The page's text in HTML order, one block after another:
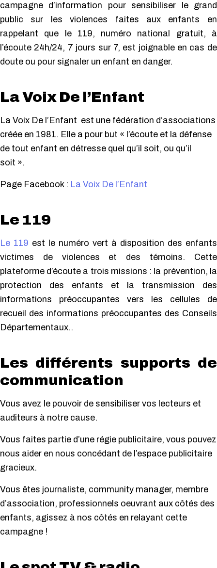
campagne d’information pour sensibiliser le grand
public sur les violences faites aux enfants en
rappelant que le 119, numéro national gratuit, à
l’écoute 24h/24, 7 jours sur 7, est joignable en cas de
doute ou pour signaler un enfant en danger.
La Voix De l’Enfant
La Voix De l’Enfant est une fédération d’associations
créée en 1981. Elle a pour but « l’écoute et la défense
de tout enfant en détresse quel qu’il soit, ou qu’il
soit ».
Page Facebook : La Voix De l’Enfant
Le 119
Le 119 est le numéro vert à disposition des enfants
victimes de violences et des témoins. Cette
plateforme d’écoute a trois missions : la prévention, la
protection des enfants et la transmission des
informations préoccupantes vers les cellules de
recueil des informations préoccupantes des Conseils
Départementaux..
Les différents supports de
communication
Vous avez le pouvoir de sensibiliser vos lecteurs et
auditeurs à notre cause.
Vous faites partie d’une régie publicitaire, vous pouvez
nous aider en nous concédant de l’espace publicitaire
gracieux.
Vous êtes journaliste, community manager, membre
d’association, professionnels oeuvrant aux côtés des
enfants, agissez à nos côtés en relayant cette
campagne !